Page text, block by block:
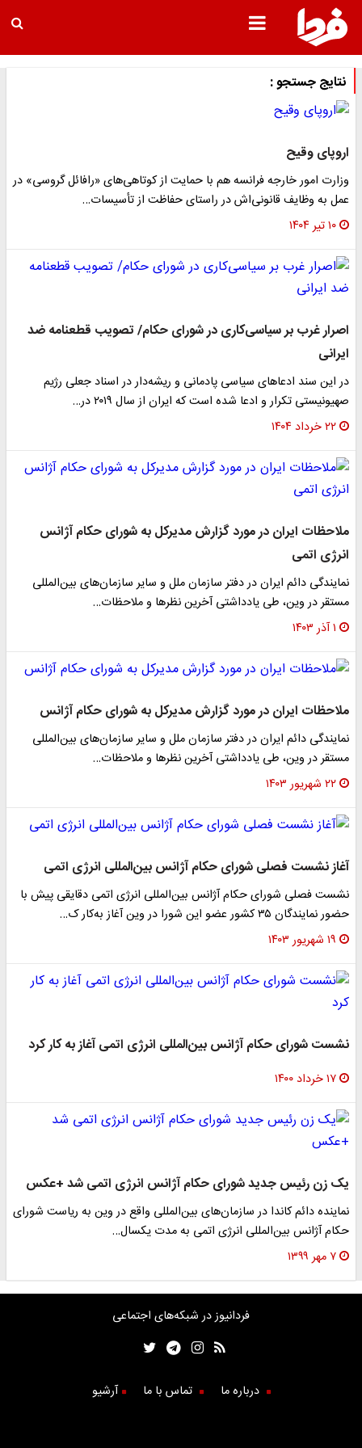
نتایج جستجو :
اروپای وقیح
وزارت امور خارجه فرانسه هم با حمایت از کوتاهی‌های «رافائل گروسی» در
عمل به وظایف قانونی‌اش در راستای حفاظت از تأسیسات…
۱۰ تیر ۱۴۰۴
اصرار غرب بر سیاسی‌کاری در شورای حکام/ تصویب قطعنامه ضد
ایرانی
در این سند ادعاهای سیاسی پادمانی و ریشه‌دار در اسناد جعلی رژیم
صهیونیستی تکرار و ادعا شده است که ایران از سال ۲۰۱۹ در…
۲۲ خرداد ۱۴۰۴
ملاحظات ایران در مورد گزارش‌ مدیرکل به شورای حکام آژانس
انرژی اتمی
نمایندگی دائم ایران در دفتر سازمان ملل و سایر سازمان‌های بین‌المللی
مستقر در وین، طی یادداشتی آخرین نظرها و ملاحظات…
۱ آذر ۱۴۰۳
ملاحظات ایران در مورد گزارش‌ مدیرکل به شورای حکام آژانس
نمایندگی دائم ایران در دفتر سازمان ملل و سایر سازمان‌های بین‌المللی
مستقر در وین، طی یادداشتی آخرین نظرها و ملاحظات…
۲۲ شهریور ۱۴۰۳
آغاز نشست فصلی شورای حکام آژانس بین‌المللی انرژی اتمی
نشست فصلی شورای حکام آژانس بین‌المللی انرژی اتمی دقایقی پیش با
حضور نمایندگان ۳۵ کشور عضو این شورا در وین آغاز به‌کار ک…
۱۹ شهریور ۱۴۰۳
نشست شورای حکام آژانس بین‌المللی انرژی اتمی آغاز به کار کرد
۱۷ خرداد ۱۴۰۰
یک زن رئیس جدید شورای حکام آژانس انرژی اتمی شد +عکس
نماینده دائم کاندا در سازمان‌های بین‌المللی واقع در وین به ریاست شورای
حکام آژانس بین‌المللی انرژی اتمی به مدت یکسال…
۷ مهر ۱۳۹۹
فردانیوز در شبکه‌های اجتماعی
درباره ما تماس با ما آرشیو